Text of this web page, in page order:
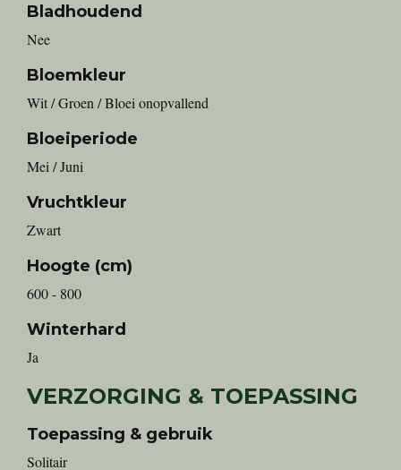
Bladhoudend
Nee
Bloemkleur
Wit / Groen / Bloei onopvallend
Bloeiperiode
Mei / Juni
Vruchtkleur
Zwart
Hoogte (cm)
600 - 800
Winterhard
Ja
VERZORGING & TOEPASSING
Toepassing & gebruik
Solitair